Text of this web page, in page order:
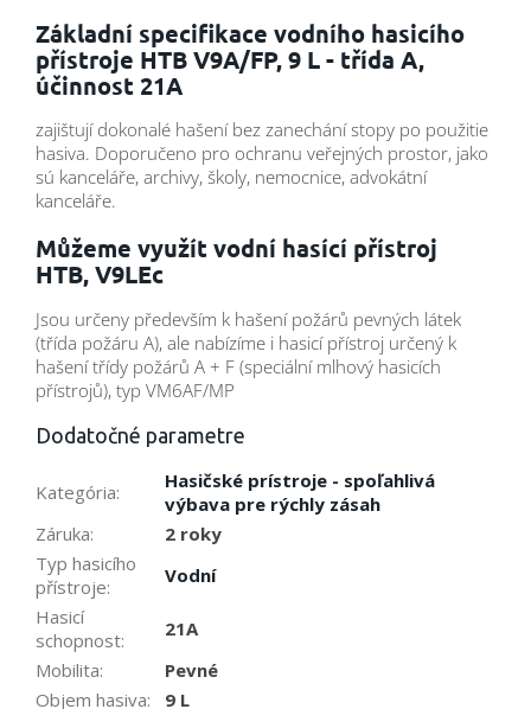
Základní specifikace vodního hasicího
přístroje HTB V9A/FP, 9 L - třída A,
účinnost 21A
zajištují dokonalé hašení bez zanechání stopy po použitie
hasiva. Doporučeno pro ochranu veřejných prostor, jako
sú kanceláře, archivy, školy, nemocnice, advokátní
kanceláře.
Můžeme využít vodní hasící přístroj
HTB, V9LEc
Jsou určeny především k hašení požárů pevných látek
(třída požáru A), ale nabízíme i hasicí přístroj určený k
hašení třídy požárů A + F (speciální mlhový hasicích
přístrojů), typ VM6AF/MP
Dodatočné parametre
Kategória:
Hasičské prístroje - spoľahlivá
výbava pre rýchly zásah
Záruka:
2 roky
Typ hasicího
přístroje:
Vodní
Hasicí
schopnost:
21A
Mobilita:
Pevné
Objem hasiva: 9 L